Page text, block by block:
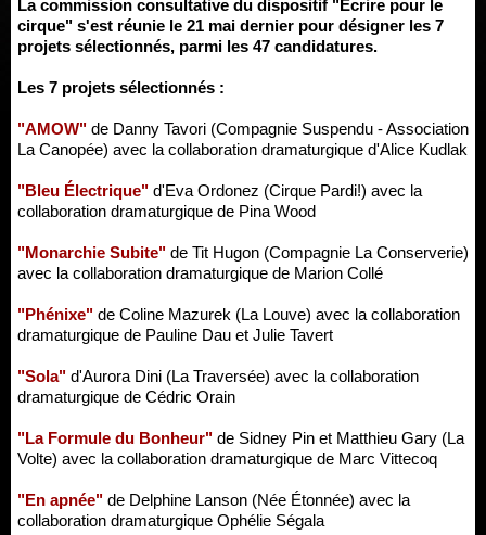
La commission consultative du dispositif "Écrire pour le
cirque" s'est réunie le 21 mai dernier pour désigner les 7
projets sélectionnés, parmi les 47 candidatures.
Les 7 projets sélectionnés :
"AMOW" de Danny Tavori (Compagnie Suspendu - Association
La Canopée) avec la collaboration dramaturgique d'Alice Kudlak
"Bleu Électrique" d'Eva Ordonez (Cirque Pardi!) avec la
collaboration dramaturgique de Pina Wood
"Monarchie Subite" de Tit Hugon (Compagnie La Conserverie)
avec la collaboration dramaturgique de Marion Collé
"Phénixe" de Coline Mazurek (La Louve) avec la collaboration
dramaturgique de Pauline Dau et Julie Tavert
"Sola" d'Aurora Dini (La Traversée) avec la collaboration
dramaturgique de Cédric Orain
"La Formule du Bonheur" de Sidney Pin et Matthieu Gary (La
Volte) avec la collaboration dramaturgique de Marc Vittecoq
"En apnée" de Delphine Lanson (Née Étonnée) avec la
collaboration dramaturgique Ophélie Ségala